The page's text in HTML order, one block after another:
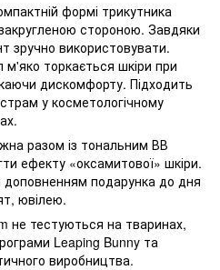
формі трикутника
стороною. Завдяки
зручно використовувати.
торкається шкіри при
дискомфорту. Підходить
у косметологічному
разом із тональним ВВ
ефекту «оксамитової» шкіри.
подарунка до дня
ювілею.
не тестуються на тваринах,
Leaping Bunny та
виробництва.